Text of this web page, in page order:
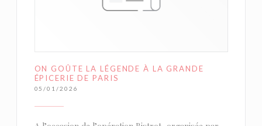
ON GOÛTE LA LÉGENDE À LA GRANDE
ÉPICERIE DE PARIS
05/01/2026